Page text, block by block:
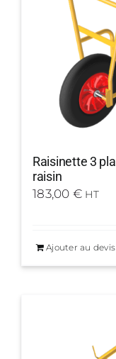
Raisinette 3
raisin
183,00 € HT
Ajouter au devis